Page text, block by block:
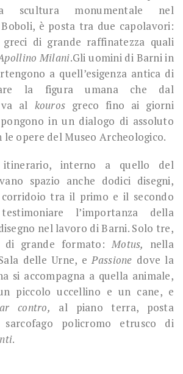
scultura monumentale nel
è posta tra due capolavori:
di grande raffinatezza quali
Milani.Gli uomini di Barni in
a quell’esigenza antica di
la figura umana che dal
al kouros greco fino ai giorni
in un dialogo di assoluto
opere del Museo Archeologico.
interno a quello del
spazio anche dodici disegni,
tra il primo e il secondo
l’importanza della
nel lavoro di Barni. Solo tre,
di grande formato: Motus, nella
delle Urne, e Passione dove la
si accompagna a quella animale,
piccolo uccellino e un cane, e
contro, al piano terra, posta
policromo etrusco di
.